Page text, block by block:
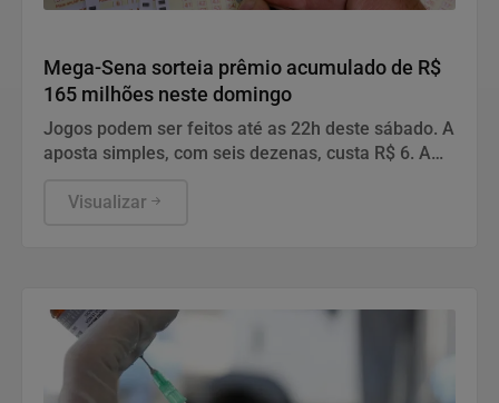
Mega-Sena sorteia prêmio acumulado de R$
165 milhões neste domingo
Jogos podem ser feitos até as 22h deste sábado. A
aposta simples, com seis dezenas, custa R$ 6. A
Visualizar